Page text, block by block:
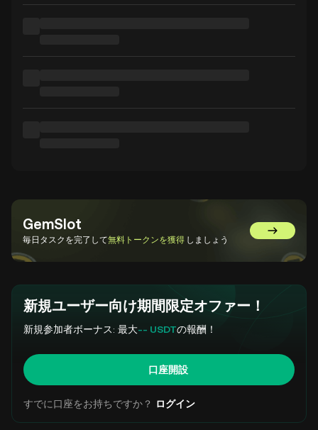
GemSlot
毎日タスクを完了して無料トークンを獲得 しましょう GemSlot
新規ユーザー向け期間限定オファー！
新規参加者ボーナス: 最大-- USDTの報酬！
口座開設
すでに口座をお持ちですか？ ログイン